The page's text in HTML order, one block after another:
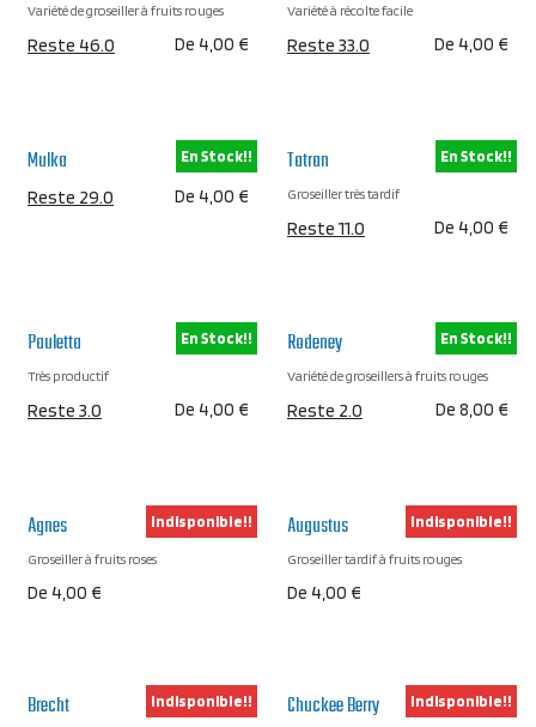
Variété de groseiller à fruits rouges
De 4,00 €
Reste 46.0
Variété à récolte facile
De 4,00 €
Reste 33.0
Mulka
De 4,00 €
Reste 29.0
En Stock!! Tatran
Groseiller très tardif
De 4,00 €
Reste 11.0
En Stock!!
Pauletta
Très productif
De 4,00 €
Reste 3.0
En Stock!! Rodeney
Variété de groseillers à fruits rouges
De 8,00 €
Reste 2.0
En Stock!!
Agnes
Groseiller à fruits roses
De 4,00 €
Indisponible!! Augustus
Groseiller tardif à fruits rouges
De 4,00 €
Indisponible!!
Brecht Indisponible!! Chuckee Berry Indisponible!!